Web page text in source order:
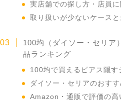
実店舗での探し方・店員
取り扱いが少ないケース
100均（ダイソー・セリア
品ランキング
100均で買えるピアス隠す
ダイソー・セリアのおす
Amazon・通販で評価の